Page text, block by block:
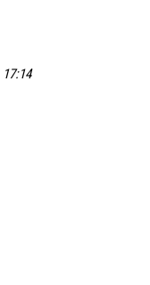
17:14